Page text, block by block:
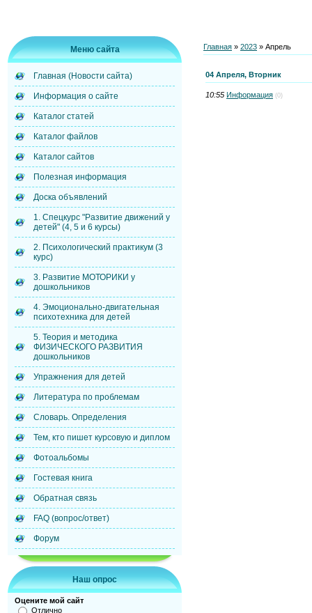
Меню сайта
Главная (Новости сайта)
Информация о сайте
Каталог статей
Каталог файлов
Каталог сайтов
Полезная информация
Доска объявлений
1. Спецкурс "Развитие движений у
детей" (4, 5 и 6 курсы)
2. Психологический практикум (3
курс)
3. Развитие МОТОРИКИ у
дошкольников
4. Эмоционально-двигательная
психотехника для детей
5. Теория и методика
ФИЗИЧЕСКОГО РАЗВИТИЯ
дошкольников
Упражнения для детей
Литература по проблемам
Словарь. Определения
Тем, кто пишет курсовую и диплом
Фотоальбомы
Гостевая книга
Обратная связь
FAQ (вопрос/ответ)
Форум
Наш опрос
Оцените мой сайт
Отлично
Главная » 2023 » Апрель
04 Апреля, Вторник
10:55 Информация (0)